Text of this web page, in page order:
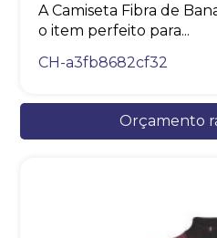
A Camiseta Fibra de
o item perfeito para...
CH-a3fb8682cf32
Orçamento